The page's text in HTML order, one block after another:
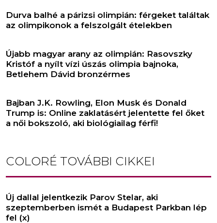
Durva balhé a párizsi olimpián: férgeket találtak
az olimpikonok a felszolgált ételekben
Újabb magyar arany az olimpián: Rasovszky
Kristóf a nyílt vízi úszás olimpia bajnoka,
Betlehem Dávid bronzérmes
Bajban J.K. Rowling, Elon Musk és Donald
Trump is: Online zaklatásért jelentette fel őket
a női bokszoló, aki biológiailag férfi!
COLORÉ TOVÁBBI CIKKEI
Új dallal jelentkezik Parov Stelar, aki
szeptemberben ismét a Budapest Parkban lép
fel (x)